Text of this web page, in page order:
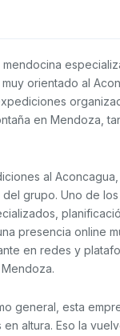
mendocina
orientado al
en Mendoza,
al
grupo. Uno de
presencia online
en redes y
general, esta
altura. Eso la